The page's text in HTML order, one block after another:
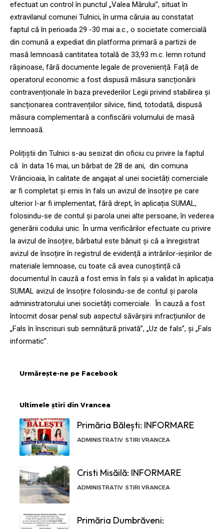
efectuat un control în punctul „Valea Mărului”, situat în
extravilanul comunei Tulnici, în urma căruia au constatat
faptul că în perioada 29 -30 mai a.c., o societate comercială
din comună a expediat din platforma primară a partizii de
masă lemnoasă cantitatea totală de 33,93 m.c. lemn rotund
rășinoase, fără documente legale de proveniență. Față de
operatorul economic a fost dispusă măsura sancționării
contravenționale în baza prevederilor Legii privind stabilirea și
sancționarea contravențiilor silvice, fiind, totodată, dispusă
măsura complementară a confiscării volumului de masă
lemnoasă.
Polițiștii din Tulnici s-au sesizat din oficiu cu privire la faptul
că în data 16 mai, un bărbat de 28 de ani, din comuna
Vrâncioaia, în calitate de angajat al unei societăți comerciale
ar fi completat și emis în fals un avizul de însoțire pe care
ulterior l-ar fi implementat, fără drept, în aplicația SUMAL,
folosindu-se de contul și parola unei alte persoane, în vederea
generării codului unic. În urma verificărilor efectuate cu privire
la avizul de însoțire, bărbatul este bănuit și că a înregistrat
avizul de însoțire în registrul de evidenţă a intrărilor-ieşirilor de
materiale lemnoase, cu toate că avea cunoștință că
documentul în cauză a fost emis în fals și a validat în aplicația
SUMAL avizul de însoțire folosindu-se de contul și parola
administratorului unei societăți comerciale. În cauză a fost
întocmit dosar penal sub aspectul săvârșirii infracțiunilor de
„Fals în înscrisuri sub semnătură privată”, „Uz de fals”, și „Fals
informatic”.
Urmărește-ne pe Facebook
Ultimele știri din Vrancea
Primăria Bălești: INFORMARE
ADMINISTRATIV STIRI VRANCEA
Cristi Misăilă: INFORMARE
ADMINISTRATIV STIRI VRANCEA
Primăria Dumbrăveni: